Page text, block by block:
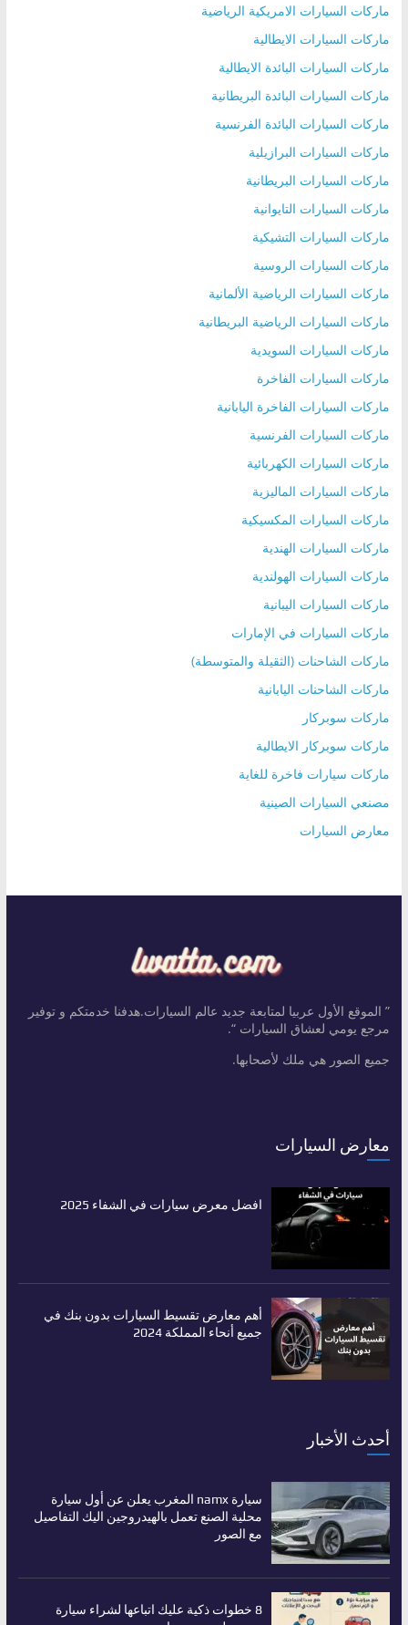
ماركات السيارات الامريكية الرياضية
ماركات السيارات الايطالية
ماركات السيارات البائدة الايطالية
ماركات السيارات البائدة البريطانية
ماركات السيارات البائدة الفرنسية
ماركات السيارات البرازيلية
ماركات السيارات البريطانية
ماركات السيارات التايوانية
ماركات السيارات التشيكية
ماركات السيارات الروسية
ماركات السيارات الرياضية الألمانية
ماركات السيارات الرياضية البريطانية
ماركات السيارات السويدية
ماركات السيارات الفاخرة
ماركات السيارات الفاخرة اليابانية
ماركات السيارات الفرنسية
ماركات السيارات الكهربائية
ماركات السيارات الماليزية
ماركات السيارات المكسيكية
ماركات السيارات الهندية
ماركات السيارات الهولندية
ماركات السيارات اليبانية
ماركات السيارات في الإمارات
ماركات الشاحنات (الثقيلة والمتوسطة)
ماركات الشاحنات اليابانية
ماركات سوبركار
ماركات سوبركار الايطالية
ماركات سيارات فاخرة للغاية
مصنعي السيارات الصينية
معارض السيارات
” الموقع الأول عربيا لمتابعة جديد عالم السيارات.هدفنا خدمتكم و توفير
مرجع يومي لعشاق السيارات “.
جميع الصور هي ملك لأصحابها.
معارض السيارات
افضل معرض سيارات في الشفاء 2025
أهم معارض تقسيط السيارات بدون بنك في
جميع أنحاء المملكة 2024
أحدث الأخبار
سيارة namx المغرب يعلن عن أول سيارة
محلية الصنع تعمل بالهيدروجين اليك التفاصيل
مع الصور
8 خطوات ذكية عليك اتباعها لشراء سيارة